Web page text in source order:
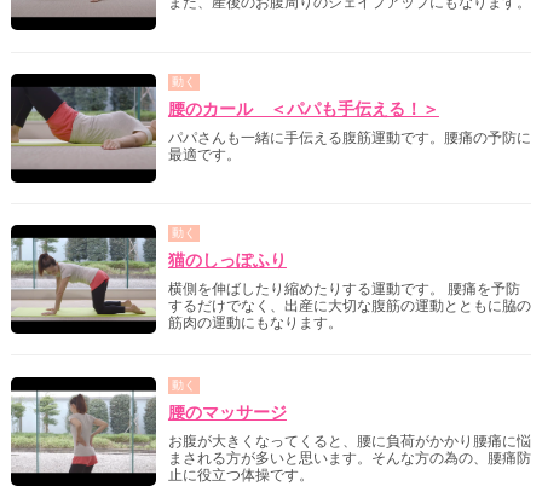
動く
腰のカール ＜パパも手伝える！＞
パパさんも一緒に手伝える腹筋運動です。腰痛の予防に
最適です。
動く
猫のしっぽふり
横側を伸ばしたり縮めたりする運動です。 腰痛を予防
するだけでなく、出産に大切な腹筋の運動とともに脇の
筋肉の運動にもなります。
動く
腰のマッサージ
お腹が大きくなってくると、腰に負荷がかかり腰痛に悩
まされる方が多いと思います。そんな方の為の、腰痛防
止に役立つ体操です。